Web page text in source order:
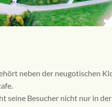
neben der neugotischen
seine Besucher nicht nur in